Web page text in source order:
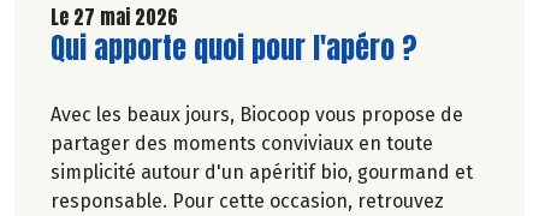
Le 27 mai 2026
Lire la suite de l'article
Qui apporte quoi pour l'apéro ?
Avec les beaux jours, Biocoop vous propose de
partager des moments conviviaux en toute
simplicité autour d'un apéritif bio, gourmand et
responsable. Pour cette occasion, retrouvez